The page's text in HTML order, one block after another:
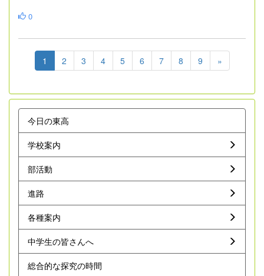
0
1 2 3 4 5 6 7 8 9 »
今日の東高
学校案内
部活動
進路
各種案内
中学生の皆さんへ
総合的な探究の時間